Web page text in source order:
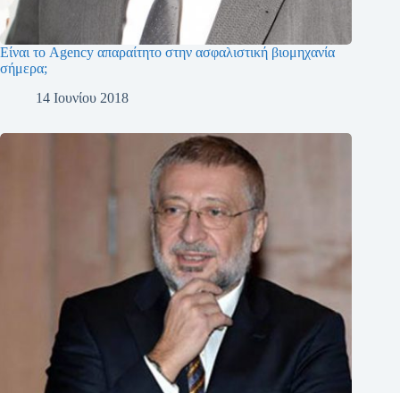
Είναι το Agency απαραίτητο στην ασφαλιστική βιομηχανία
σήμερα;
14 Ιουνίου 2018